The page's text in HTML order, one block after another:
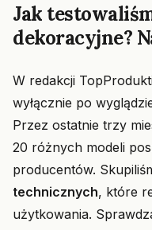
Jak
dekoracyjne?
W redakcji
wyłącznie po
Przez ostatnie trzy
20 różnych modeli
producentów.
technicznych, które
użytkowania.